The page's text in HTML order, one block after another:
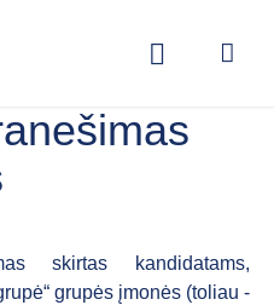
skirtas kandidatams,
grupės įmonės (toliau -